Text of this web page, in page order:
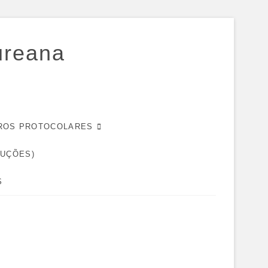
PROTOCOLARES